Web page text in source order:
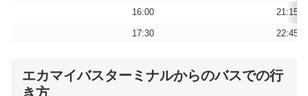
16:00 21:15
17:30 22:45
エカマイバスターミナルからのバスでの行
き方